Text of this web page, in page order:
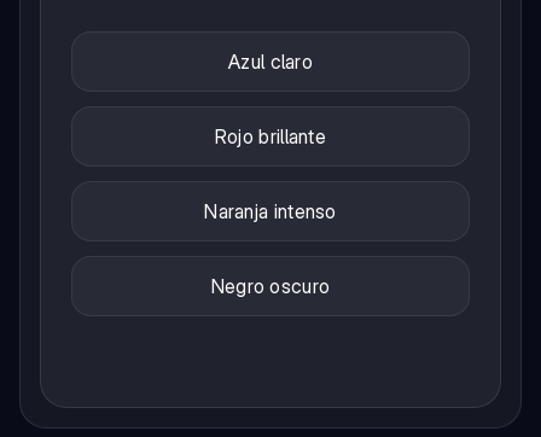
Azul claro
Rojo brillante
Naranja intenso
Negro oscuro